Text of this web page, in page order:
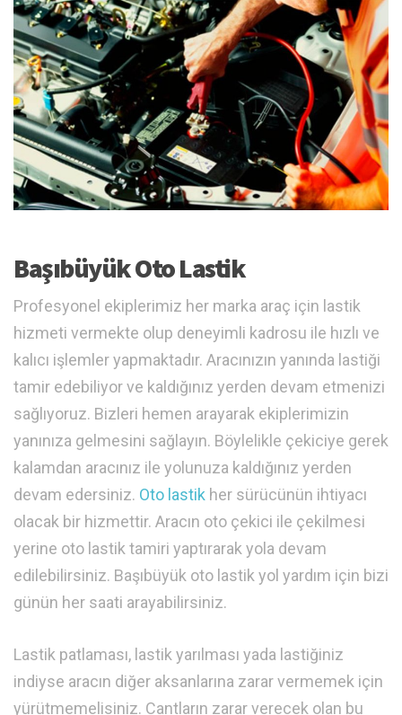
Başıbüyük Oto Lastik
Profesyonel ekiplerimiz her marka araç için lastik
hizmeti vermekte olup deneyimli kadrosu ile hızlı ve
kalıcı işlemler yapmaktadır. Aracınızın yanında lastiği
tamir edebiliyor ve kaldığınız yerden devam etmenizi
sağlıyoruz. Bizleri hemen arayarak ekiplerimizin
yanınıza gelmesini sağlayın. Böylelikle çekiciye gerek
kalamdan aracınız ile yolunuza kaldığınız yerden
devam edersiniz. Oto lastik her sürücünün ihtiyacı
olacak bir hizmettir. Aracın oto çekici ile çekilmesi
yerine oto lastik tamiri yaptırarak yola devam
edilebilirsiniz. Başıbüyük oto lastik yol yardım için bizi
günün her saati arayabilirsiniz.
Lastik patlaması, lastik yarılması yada lastiğiniz
indiyse aracın diğer aksanlarına zarar vermemek için
yürütmemelisiniz. Cantların zarar verecek olan bu